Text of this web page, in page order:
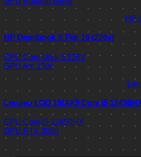
HP Omnibook X Flip 16 (226v)
CPU Core Ultra 5 226V
GPU Arc 130v
Lenovo LOQ 15IAX9 Core i5
CPU Core i5 12450HX
GPU RTX 3050